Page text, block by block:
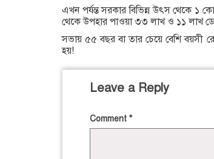
এখন পর্যন্ত সরকার বিভিন্ন উৎস থেকে ১
থেকে উপহার পাওয়া ৩৩ লাখ ও ১১ লাখ
সভায় ৫৫ বছর বা তার চেয়ে বেশি বয়সী
হয়!
Leave a Reply
Comment *